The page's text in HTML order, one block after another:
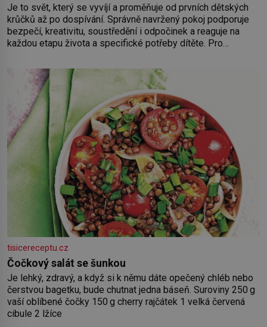
Je to svět, který se vyvíjí a proměňuje od prvních dětských
krůčků až po dospívání. Správně navržený pokoj podporuje
bezpečí, kreativitu, soustředění i odpočinek a reaguje na
každou etapu života a specifické potřeby dítěte. Pro
by pokoj miminka měl působit především klidně a útulně.
Předškolní věk je
tisicereceptu.cz
Čočkový salát se šunkou
Je lehký, zdravý, a když si k němu dáte opečený chléb nebo
čerstvou bagetku, bude chutnat jedna báseň. Suroviny 250 g
vaší oblíbené čočky 150 g cherry rajčátek 1 velká červená
cibule 2 lžíce